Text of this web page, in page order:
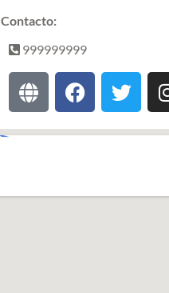
Contacto:
999999999